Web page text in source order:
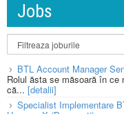
Jobs
BTL Account Manager
Rolul ăsta se măsoară în ce
că... [detalii]
Specialist Implementare